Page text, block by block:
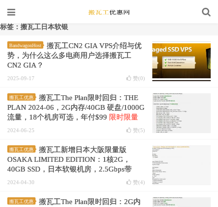
标签：搬瓦工日本软银
BandwagonHost
搬瓦工CN2 GIA VPS介绍与优
势，为什么这么多电商用户选择搬瓦工
CN2 GIA？
2025-09-17 赞(0)
搬瓦工优惠
搬瓦工The Plan限时回归：THE
PLAN 2024-06，2G内存/40GB 硬盘/1000G
流量，18个机房可选，年付$99 限时限量
2024-06-25 赞(5)
搬瓦工优惠
搬瓦工新增日本大阪限量版
OSAKA LIMITED EDITION：1核2G，
40GB SSD，日本软银机房，2.5Gbps带
宽，折后年付$74.57
2024-04-30 赞(4)
搬瓦工优惠
搬瓦工The Plan限时回归：2G内